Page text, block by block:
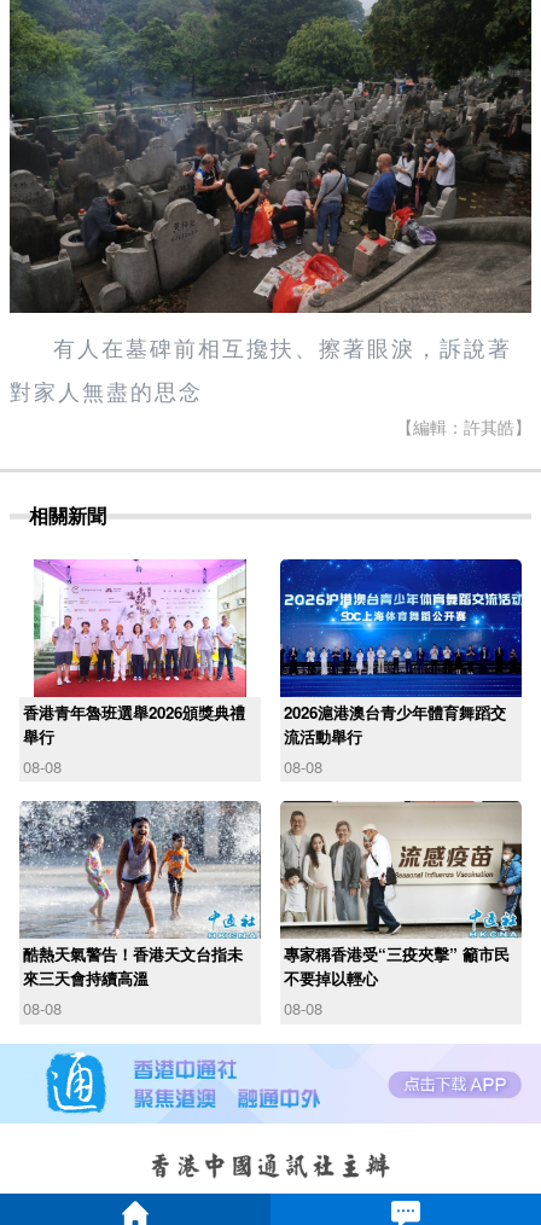
有人在墓碑前相互攙扶、擦著眼淚，訴說著
對家人無盡的思念
【編輯：許其皓】
相關新聞
香港青年魯班選舉2026頒獎典禮
舉行
08-08
2026滬港澳台青少年體育舞蹈交
流活動舉行
08-08
酷熱天氣警告！香港天文台指未
來三天會持續高溫
08-08
專家稱香港受“三疫夾擊” 籲市民
不要掉以輕心
08-08